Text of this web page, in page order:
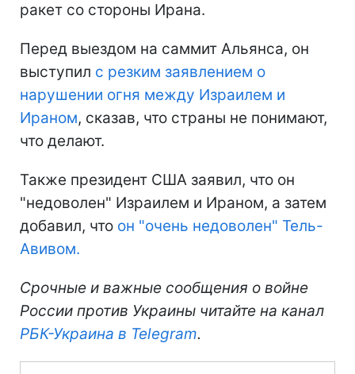
ракет со стороны Ирана.
Перед выездом на саммит Альянса, он
выступил с резким заявлением о
нарушении огня между Израилем и
Ираном, сказав, что страны не понимают,
что делают.
Также президент США заявил, что он
"недоволен" Израилем и Ираном, а затем
добавил, что он "очень недоволен" Тель-
Авивом.
Срочные и важные сообщения о войне
России против Украины читайте на канал
РБК-Украина в Telegram.